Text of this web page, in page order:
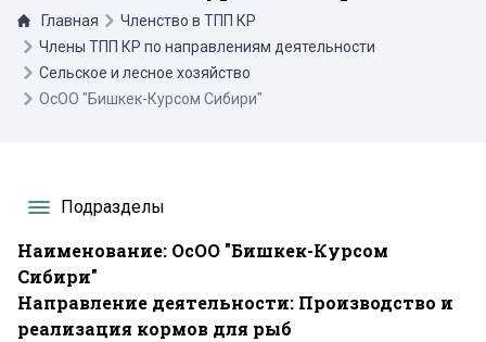
Главная
Членство в ТПП КР
Члены ТПП КР по направлениям деятельности
Сельское и лесное хозяйство
ОсОО "Бишкек-Курсом Сибири"
Подразделы
Наименование: ОсОО "Бишкек-Курсом
Сибири"
Направление деятельности: Производство и
реализация кормов для рыб